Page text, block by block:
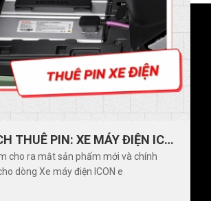
CHÍNH SÁCH THUÊ PIN: XE MÁY ĐIỆN ICON E
cho ra mắt sản phẩm mới và chính
dòng Xe máy điện ICON e